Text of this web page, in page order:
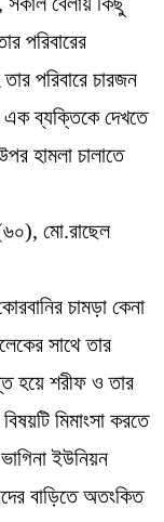
পরিবারের
পরিবারে চারজন
ব্যক্তিকে দেখতে
হামলা চালাতে
মো.রাছেল
চামড়া কেনা
সাথে তার
হয়ে শরীফ ও তার
মিমাংসা করতে
ইউনিয়ন
বাড়িতে অতংকিত